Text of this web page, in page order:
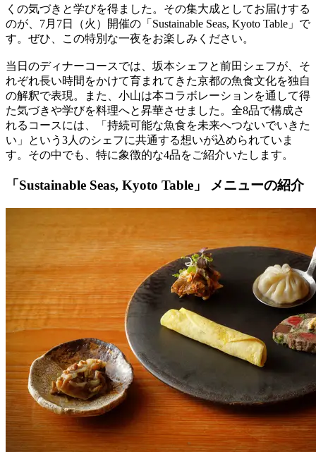
くの気づきと学びを得ました。その集大成としてお届けする
のが、7月7日（火）開催の「Sustainable Seas, Kyoto Table」で
す。ぜひ、この特別な一夜をお楽しみください。
当日のディナーコースでは、坂本シェフと前田シェフが、そ
れぞれ長い時間をかけて育まれてきた京都の魚食文化を独自
の解釈で表現。また、小山は本コラボレーションを通して得
た気づきや学びを料理へと昇華させました。全8品で構成さ
れるコースには、「持続可能な魚食を未来へつないでいきた
い」という3人のシェフに共通する想いが込められていま
す。その中でも、特に象徴的な4品をご紹介いたします。
「Sustainable Seas, Kyoto Table」 メニューの紹介